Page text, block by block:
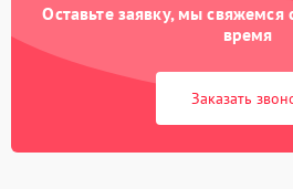
Оставьте заявку, мы
время
Заказать